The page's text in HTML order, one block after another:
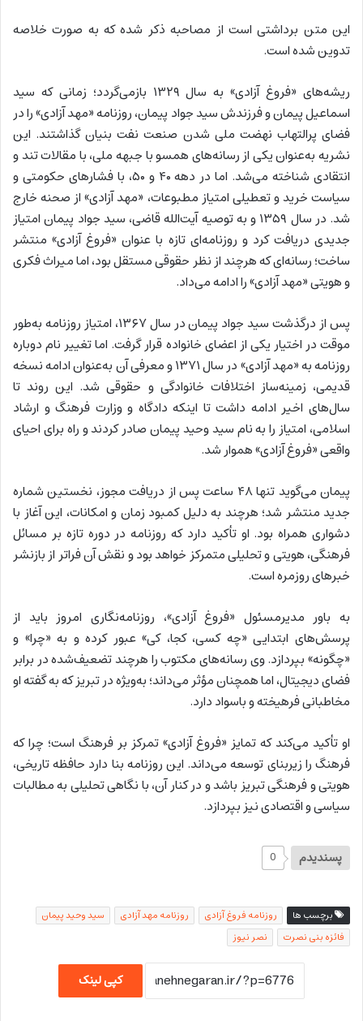
این متن برداشتی است از مصاحبه ذکر شده که به صورت خلاصه
تدوین شده است.
ریشه‌های «فروغ آزادی» به سال ۱۳۲۹ بازمی‌گردد؛ زمانی که سید
اسماعیل پیمان و فرزندش سید جواد پیمان، روزنامه «مهد آزادی» را در
فضای پرالتهاب نهضت ملی شدن صنعت نفت بنیان گذاشتند. این
نشریه به‌عنوان یکی از رسانه‌های همسو با جبهه ملی، با مقالات تند و
انتقادی شناخته می‌شد. اما در دهه ۴۰ و ۵۰، با فشارهای حکومتی و
سیاست خرید و تعطیلی امتیاز مطبوعات، «مهد آزادی» از صحنه خارج
شد. در سال ۱۳۵۹ و به توصیه آیت‌الله قاضی، سید جواد پیمان امتیاز
جدیدی دریافت کرد و روزنامه‌ای تازه با عنوان «فروغ آزادی» منتشر
ساخت؛ رسانه‌ای که هرچند از نظر حقوقی مستقل بود، اما میراث فکری
و هویتی «مهد آزادی» را ادامه می‌داد.
پس از درگذشت سید جواد پیمان در سال ۱۳۶۷، امتیاز روزنامه به‌طور
موقت در اختیار یکی از اعضای خانواده قرار گرفت. اما تغییر نام دوباره
روزنامه به «مهد آزادی» در سال ۱۳۷۱ و معرفی آن به‌عنوان ادامه نسخه
قدیمی، زمینه‌ساز اختلافات خانوادگی و حقوقی شد. این روند تا
سال‌های اخیر ادامه داشت تا اینکه دادگاه و وزارت فرهنگ و ارشاد
اسلامی، امتیاز را به نام سید وحید پیمان صادر کردند و راه برای احیای
واقعی «فروغ آزادی» هموار شد.
پیمان می‌گوید تنها ۴۸ ساعت پس از دریافت مجوز، نخستین شماره
جدید منتشر شد؛ هرچند به دلیل کمبود زمان و امکانات، این آغاز با
دشواری همراه بود. او تأکید دارد که روزنامه در دوره تازه بر مسائل
فرهنگی، هویتی و تحلیلی متمرکز خواهد بود و نقش آن فراتر از بازنشر
خبرهای روزمره است.
به باور مدیرمسئول «فروغ آزادی»، روزنامه‌نگاری امروز باید از
پرسش‌های ابتدایی «چه کسی، کجا، کی» عبور کرده و به «چرا» و
«چگونه» بپردازد. وی رسانه‌های مکتوب را هرچند تضعیف‌شده در برابر
فضای دیجیتال، اما همچنان مؤثر می‌داند؛ به‌ویژه در تبریز که به گفته او
مخاطبانی فرهیخته و باسواد دارد.
او تأکید می‌کند که تمایز «فروغ آزادی» تمرکز بر فرهنگ است؛ چرا که
فرهنگ را زیربنای توسعه می‌داند. این روزنامه بنا دارد حافظه تاریخی،
هویتی و فرهنگی تبریز باشد و در کنار آن، با نگاهی تحلیلی به مطالبات
سیاسی و اقتصادی نیز بپردازد.
پسندیدم 0
برچسب ها روزنامه فروغ آزادی روزنامه مهد آزادی
سید وحید پیمان
فائزه بنی نصرت
نصر نیوز
کپی لینک